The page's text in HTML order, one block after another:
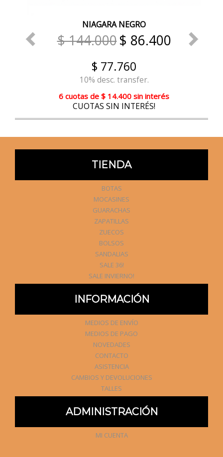
NIAGARA NEGRO
$ 144.000$ 86.400
$ 77.760
10% desc. transfer.
6 cuotas de $ 14.400 sin interés
CUOTAS SIN INTERÉS!
TIENDA
BOTAS
MOCASINES
GUARACHAS
ZAPATILLAS
ZUECOS
BOLSOS
SANDALIAS
SALE 36!
SALE INVIERNO!
INFORMACIÓN
MEDIOS DE ENVÍO
MEDIOS DE PAGO
NOVEDADES
CONTACTO
ASISTENCIA
CAMBIOS Y DEVOLUCIONES
TALLES
ADMINISTRACIÓN
MI CUENTA